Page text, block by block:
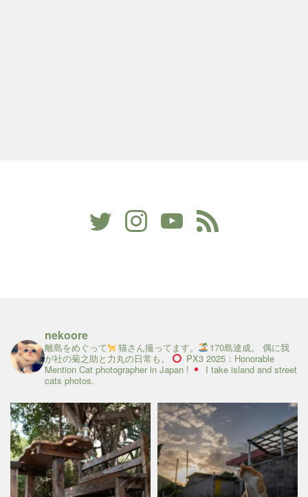
nekoore
離島をめぐって 猫さん撮ってます。 170島達成。
偶に我
が社の菊之助と力丸の日常も。
PX3 2025：Honorable
Mention Cat photographer in Japan !
I take island and street
cats photos.